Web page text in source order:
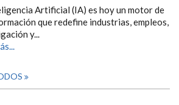
Artificial (IA) es hoy un motor de
que redefine industrias, empleos,
y...